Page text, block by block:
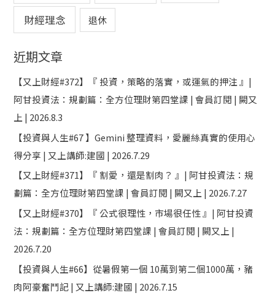
財經理念 退休
近期文章
【又上財經#372】『 投資，策略的落實，或運氣的押注 』|
阿甘投資法：規劃篇：全方位理財第四堂課 | 會員訂閱 | 闕又
上 | 2026.8.3
【投資與人生#67 】Gemini 整理資料，愛麗絲真實的使用心
得分享 | 又上講師:建國 | 2026.7.29
【又上財經#371】『 割愛，還是割肉？ 』| 阿甘投資法：規
劃篇：全方位理財第四堂課 | 會員訂閱 | 闕又上 | 2026.7.27
【又上財經#370】『 公式很理性，市場很任性 』| 阿甘投資
法：規劃篇：全方位理財第四堂課 | 會員訂閱 | 闕又上 |
2026.7.20
【投資與人生#66】從暑假第一個 10萬到第二個1000萬，豬
肉阿豪奮鬥記 | 又上講師:建國 | 2026.7.15